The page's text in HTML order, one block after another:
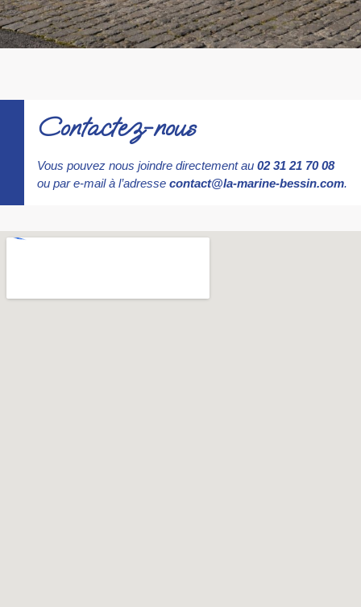
Contactez-nous
Vous pouvez nous joindre directement au 02 31 21 70 08
ou par e-mail à l’adresse contact@la-marine-bessin.com.